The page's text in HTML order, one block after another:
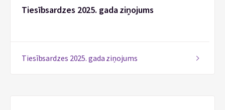
Tiesībsardzes 2025. gada ziņojums
Tiesībsardzes 2025. gada ziņojums